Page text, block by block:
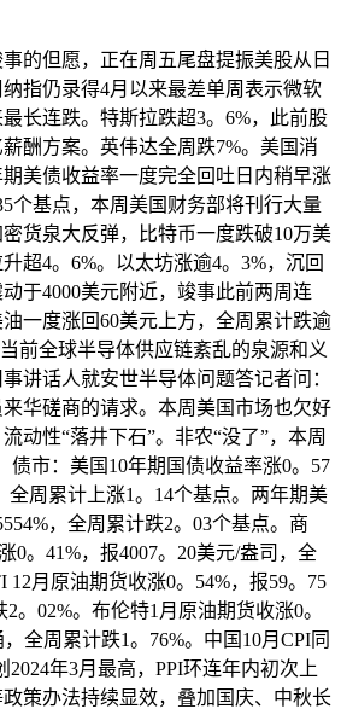
但愿，正在周五尾盘提振美股从日
指仍录得4月以来最差单周表示微软
长连跌。特斯拉跌超3。6%，此前股
酬方案。英伟达全周跌7%。美国消
美债收益率一度完全回吐日内稍早涨
个基点，本周美国财务部将刊行大量
货泉大反弹，比特币一度跌破10万美
超4。6%。以太坊涨逾4。3%，沉回
于4000美元附近，竣事此前两周连
一度涨回60美元上方，全周累计跌逾
前全球半导体供应链紊乱的泉源和义
讲话人就安世半导体问题答记者问：
华磋商的请求。本周美国市场也欠好
动性“落井下石”。非农“没了”，本周
债市：美国10年期国债收益率涨0。57
全周累计上涨1。14个基点。两年期美
，全周累计跌2。03个基点。商
0。41%，报4007。20美元/盎司，全
12月原油期货收涨0。54%，报59。75
。02%。布伦特1月原油期货收涨0。
全周累计跌1。76%。中国10月CPI同
2024年3月最高，PPI环连年内初次上
策办法持续显效，叠加国庆、中秋长